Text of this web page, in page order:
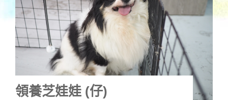
領養芝娃娃 (仔)